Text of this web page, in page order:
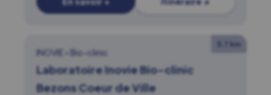
5.7 km
INOVIE • Bio-clinic
Laboratoire Inovie Bio-clinic
Bezons Coeur de Ville